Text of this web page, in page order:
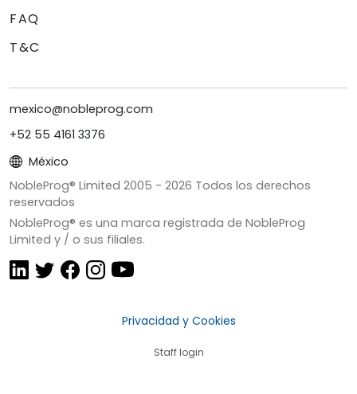
FAQ
T&C
mexico@nobleprog.com
+52 55 4161 3376
México
NobleProg® Limited 2005 - 2026 Todos los derechos
reservados
NobleProg® es una marca registrada de NobleProg
Limited y / o sus filiales.
Privacidad y Cookies
Staff login